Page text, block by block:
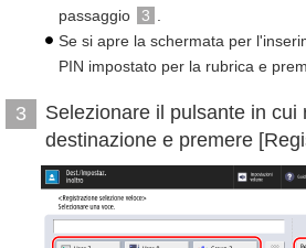
passaggio
3
Se si apre la schermata per
PIN impostato per la rubrica e
3
Selezionare il pulsante in cui
destinazione e premere